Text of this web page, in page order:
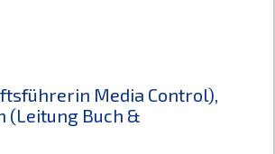
Media Control),
(Leitung Buch &